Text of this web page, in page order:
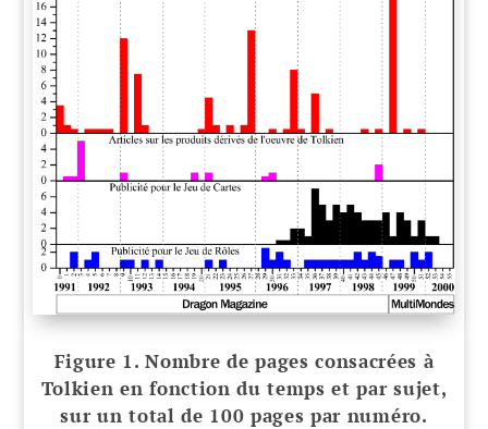
Figure 1. Nombre de pages consacrées à
Tolkien en fonction du temps et par sujet,
sur un total de 100 pages par numéro.